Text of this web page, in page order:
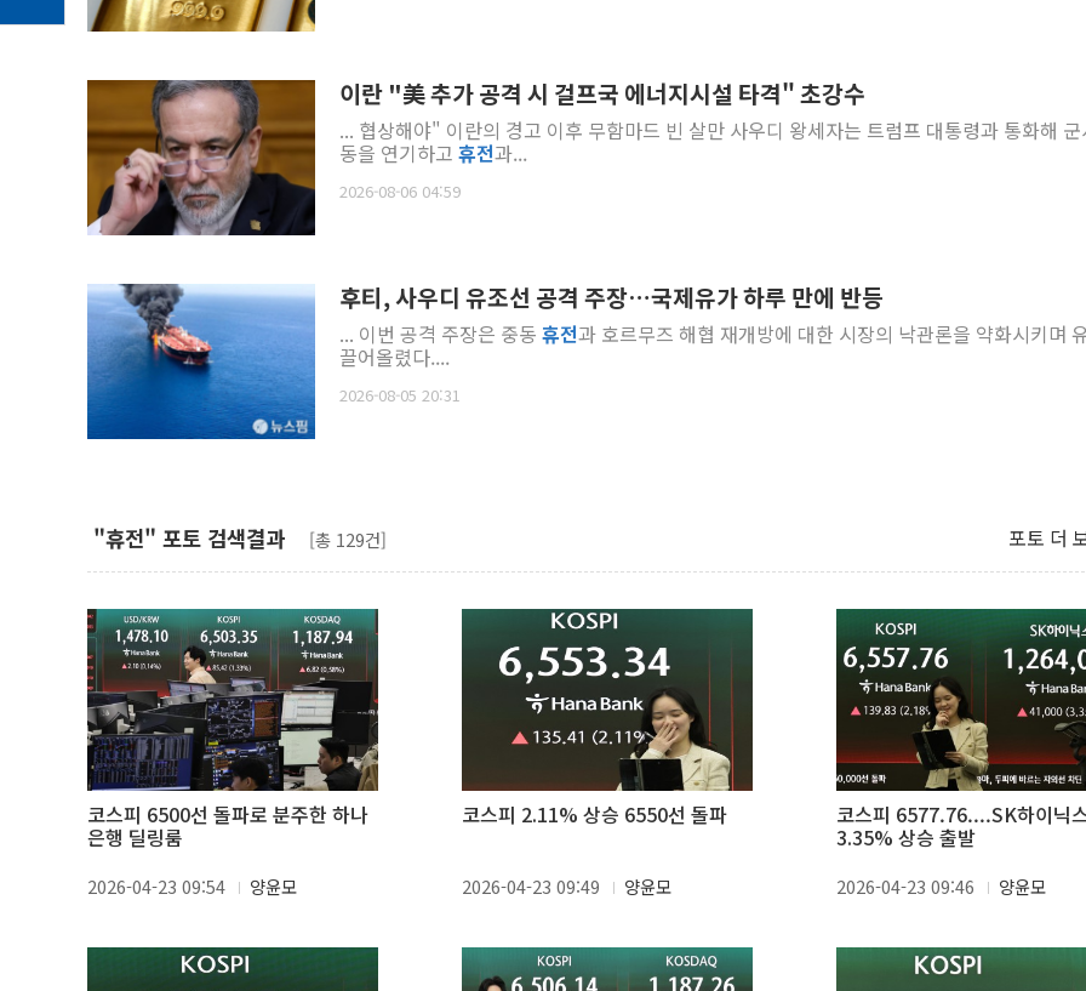
이란 "美 추가 공격 시 걸프국 에너지시설 타격" 초강수
... 협상해야" 이란의 경고 이후 무함마드 빈 살만 사우디 왕세자는 트럼프 대통령과 통화해 군사행
동을 연기하고 휴전과...
2026-08-06 04:59
후티, 사우디 유조선 공격 주장…국제유가 하루 만에 반등
... 이번 공격 주장은 중동 휴전과 호르무즈 해협 재개방에 대한 시장의 낙관론을 약화시키며
끌어올렸다....
2026-08-05 20:31
"휴전" 포토 검색결과 [총 129건] 포토 더
코스피 6500선 돌파로 분주한 하나
은행 딜링룸
2026-04-23 09:54 양윤모
코스피 2.11% 상승 6550선 돌파
2026-04-23 09:49 양윤모
코스피 6577.76....SK하이닉
3.35% 상승 출발
2026-04-23 09:46 양윤모